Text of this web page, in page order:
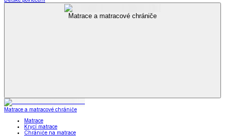
Matrace a matracové chrániče
Matrace a matracové chrániče
Matrace
Krycí matrace
Chrániče na matrace